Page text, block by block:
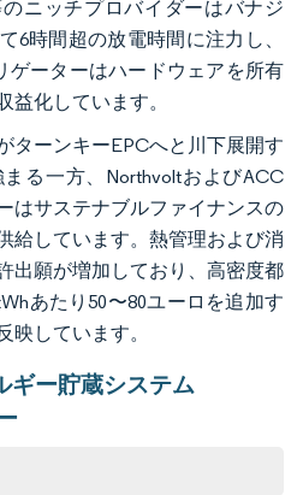
ニッチプロバイダーはバナジ
6時間超の放電時間に注力し、
ゲーターはハードウェアを所有
益化しています。
ターンキーEPCへと川下展開す
る一方、NorthvoltおよびACC
はサステナブルファイナンスの
給しています。熱管理および消
出願が増加しており、高密度都
あたり50〜80ユーロを追加す
映しています。
ギー貯蔵システム